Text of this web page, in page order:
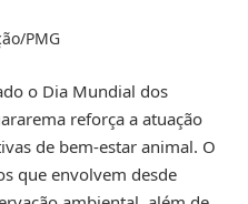
PMG
o Dia Mundial dos
reforça a atuação
de bem-estar animal. O
que envolvem desde